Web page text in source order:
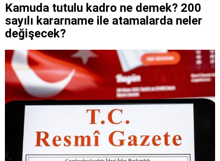
Kamuda tutulu kadro ne demek? 200
sayılı kararname ile atamalarda neler
değişecek?